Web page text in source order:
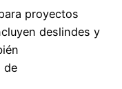
proyectos
deslindes y
de